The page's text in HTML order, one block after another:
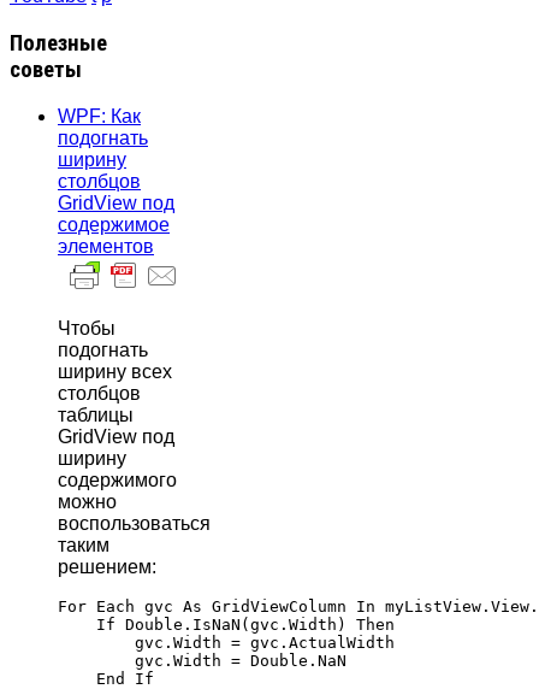
Полезные
советы
WPF: Как
подогнать
ширину
столбцов
GridView под
содержимое
элементов
Чтобы
подогнать
ширину всех
столбцов
таблицы
GridView под
ширину
содержимого
можно
воспользоваться
таким
решением:
For Each gvc As GridViewColumn In
    If Double.IsNaN(gvc.Width) Then
gvc.Width = gvc.ActualWidth
gvc.Width = Double.NaN
End If